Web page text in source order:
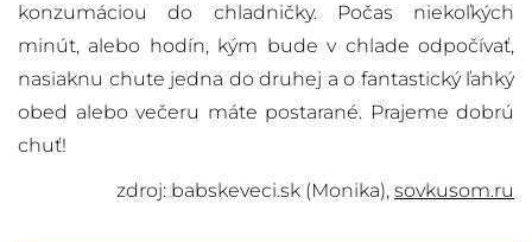
konzumáciou do chladničky. Počas niekoľkých
minút, alebo hodín, kým bude v chlade odpočívať,
nasiaknu chute jedna do druhej a o fantastický ľahký
obed alebo večeru máte postarané. Prajeme dobrú
chuť!
zdroj: babskeveci.sk (Monika), sovkusom.ru